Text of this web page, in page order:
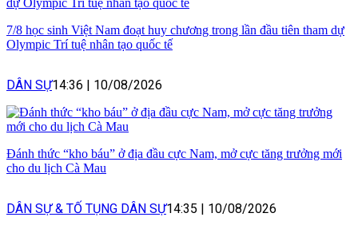
7/8 học sinh Việt Nam đoạt huy chương trong lần đầu tiên tham dự
Olympic Trí tuệ nhân tạo quốc tế
DÂN SỰ14:36 10/08/2026
Đánh thức “kho báu” ở địa đầu cực Nam, mở cực tăng trưởng mới
cho du lịch Cà Mau
DÂN SỰ & TỐ TỤNG DÂN SỰ14:35 10/08/2026